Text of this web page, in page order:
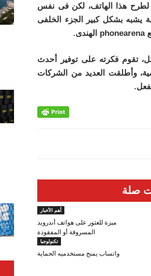
لطرح هذا الهاتف، لكن فى نفس
يشبه بشكل كبير الجزء الخلفى
تقوم فكرته على توفير أحدث
وأطلقت العديد من الشركات
صلة
أهم الأخبار
ميزة للعثور على هواتف أندرويد
المسروقة أو المفقودة
تكنولوجيا
واتساب يمنح مستخدميه الحماية